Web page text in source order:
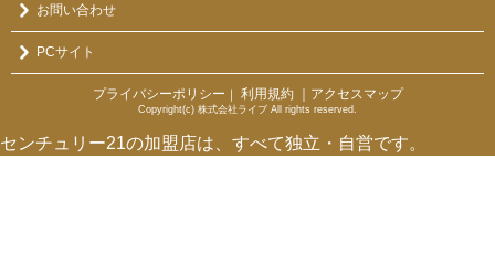
お問い合わせ
PCサイト
プライバシーポリシー ｜ 利用規約 ｜アクセスマップ
Copyright(c) 株式会社ライブ All rights reserved.
センチュリー21の加盟店は、すべて独立・自営です。